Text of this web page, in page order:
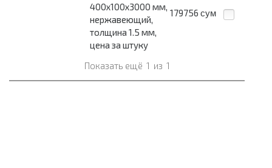
400х100х3000 мм,
нержавеющий,
толщина 1.5 мм,
цена за штуку
179756 сум
Показать ещё 1 из 1